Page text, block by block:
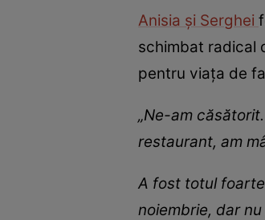
Anisia și Serghei
schimbat radical
pentru viața de
„Ne-am
restaurant, am
A fost totul
noiembrie, dar